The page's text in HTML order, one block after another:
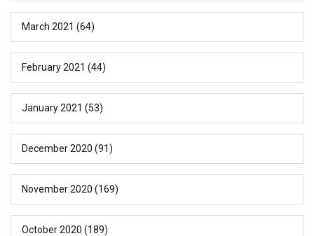
March 2021 (64)
February 2021 (44)
January 2021 (53)
December 2020 (91)
November 2020 (169)
October 2020 (189)